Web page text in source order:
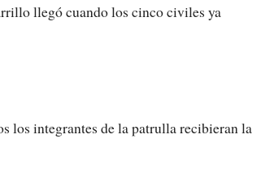
llegó cuando los cinco civiles ya
los integrantes de la patrulla recibieran la